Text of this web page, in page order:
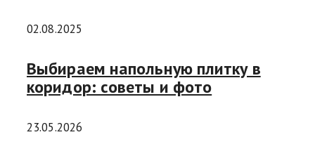
02.08.2025
Выбираем напольную плитку в
коридор: советы и фото
23.05.2026